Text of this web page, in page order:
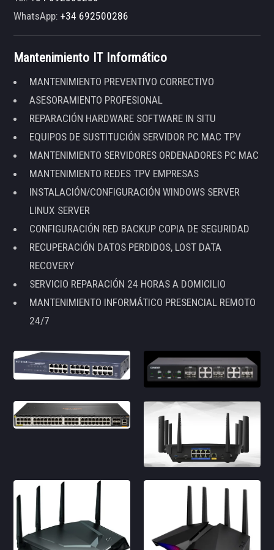
WhatsApp:+34 692500286
Mantenimiento IT Informático
MANTENIMIENTO PREVENTIVO CORRECTIVO
ASESORAMIENTO PROFESIONAL
REPARACIÓN HARDWARE SOFTWARE IN SITU
EQUIPOS DE SUSTITUCIÓN SERVIDOR PC MAC TPV
MANTENIMIENTO SERVIDORES ORDENADORES PC MAC
MANTENIMIENTO REDES TPV EMPRESAS
INSTALACIÓN/CONFIGURACIÓN WINDOWS SERVER
LINUX SERVER
CONFIGURACIÓN RED BACKUP COPIA DE SEGURIDAD
RECUPERACIÓN DATOS PERDIDOS, LOST DATA
RECOVERY
SERVICIO REPARACIÓN 24 HORAS A DOMICILIO
MANTENIMIENTO INFORMÁTICO PRESENCIAL REMOTO
24/7